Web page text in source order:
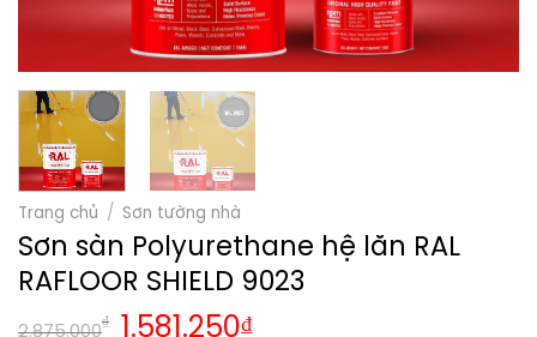
Trang chủ / Sơn tường nhà
Sơn sàn Polyurethane hệ lăn RAL
RAFLOOR SHIELD 9023
2.875.000
₫ 1.581.250₫